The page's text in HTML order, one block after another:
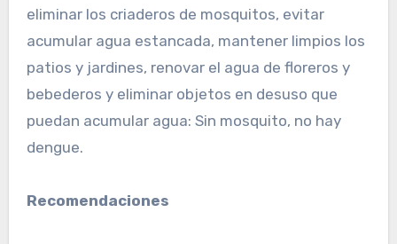
eliminar los criaderos de mosquitos, evitar
acumular agua estancada, mantener limpios los
patios y jardines, renovar el agua de floreros y
bebederos y eliminar objetos en desuso que
puedan acumular agua: Sin mosquito, no hay
dengue.
Recomendaciones